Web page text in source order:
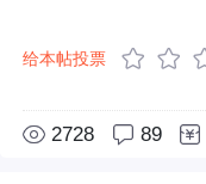
给本帖投票
2728 89